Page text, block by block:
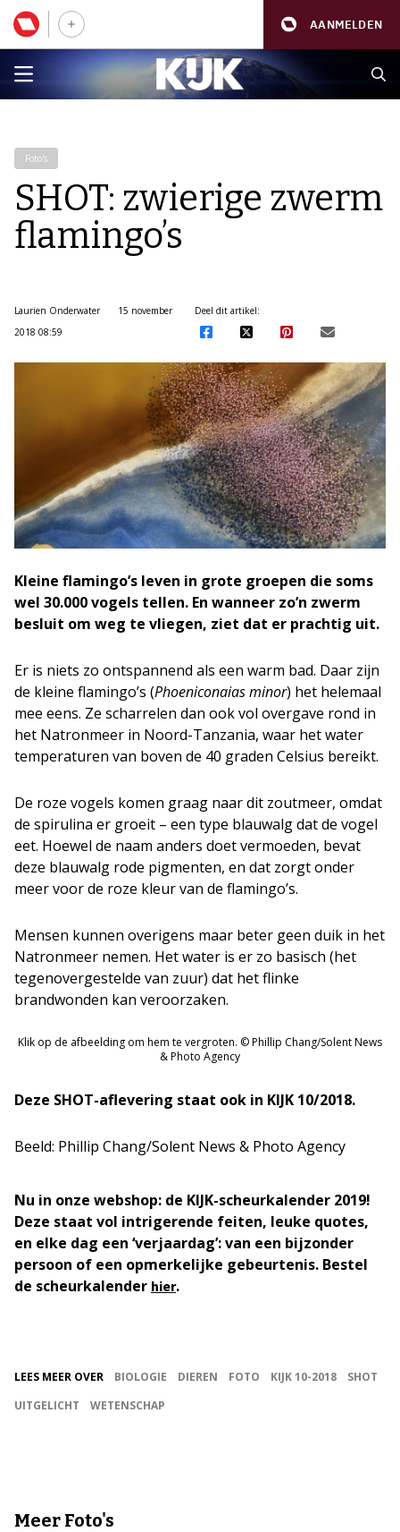
AANMELDEN
Foto's
SHOT: zwierige zwerm
flamingo’s
Laurien Onderwater
15 november
2018 08:59
Deel dit artikel:
Kleine flamingo’s leven in grote groepen die soms
wel 30.000 vogels tellen. En wanneer zo’n zwerm
besluit om weg te vliegen, ziet dat er prachtig uit.
Er is niets zo ontspannend als een warm bad. Daar zijn
de kleine flamingo’s (Phoeniconaias minor) het helemaal
mee eens. Ze scharrelen dan ook vol overgave rond in
het Natronmeer in Noord-Tanzania, waar het water
temperaturen van boven de 40 graden Celsius bereikt.
De roze vogels komen graag naar dit zoutmeer, omdat
de spirulina er groeit – een type blauwalg dat de vogel
eet. Hoewel de naam anders doet vermoeden, bevat
deze blauwalg rode pigmenten, en dat zorgt onder
meer voor de roze kleur van de flamingo’s.
Mensen kunnen overigens maar beter geen duik in het
Natronmeer nemen. Het water is er zo basisch (het
tegenovergestelde van zuur) dat het flinke
brandwonden kan veroorzaken.
Klik op de afbeelding om hem te vergroten. © Phillip Chang/Solent News
& Photo Agency
Deze SHOT-aflevering staat ook in KIJK 10/2018.
Beeld: Phillip Chang/Solent News & Photo Agency
Nu in onze webshop: de KIJK-scheurkalender 2019!
Deze staat vol intrigerende feiten, leuke quotes,
en elke dag een ‘verjaardag’: van een bijzonder
persoon of een opmerkelijke gebeurtenis. Bestel
de scheurkalender hier.
LEES MEER OVER BIOLOGIE DIEREN FOTO KIJK 10-2018
SHOT
UITGELICHT
WETENSCHAP
Meer Foto's